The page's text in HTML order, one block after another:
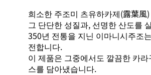
희소한 주조미 츠유하카제(露葉風)
그 단단한 성질과, 선명한 산도를
350년 전통을 지닌 이마니시주조
전합니다.
이 제품은 그중에서도 깔끔한 카
스를 담아냈습니다.